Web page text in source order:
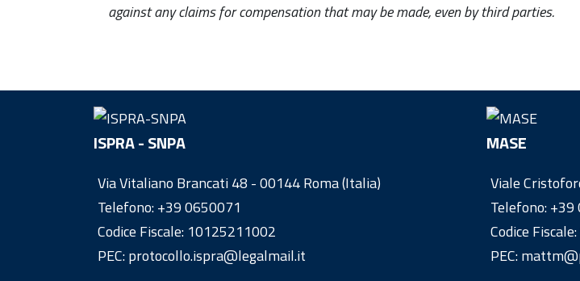
against any claims for compensation that may be made, even by third parties.
ISPRA - SNPA
Via Vitaliano Brancati 48 - 00144 Roma (Italia)
Telefono:+39 0650071
Codice Fiscale: 10125211002
PEC: protocollo.ispra@legalmail.it
MASE
Viale
Telefono:+39
Codice
PEC: